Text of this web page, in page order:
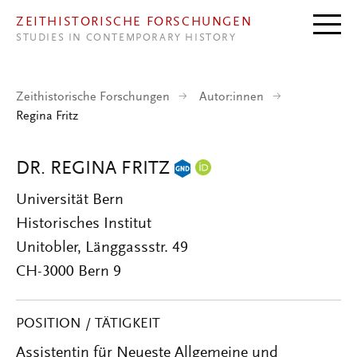
ZEITHISTORISCHE FORSCHUNGEN
STUDIES IN CONTEMPORARY HISTORY
Zeithistorische Forschungen
Autor:innen
Regina Fritz
DR. REGINA FRITZ
Universität Bern
Historisches Institut
Unitobler, Länggassstr. 49
CH-3000 Bern 9
POSITION / TÄTIGKEIT
Assistentin für Neueste Allgemeine und